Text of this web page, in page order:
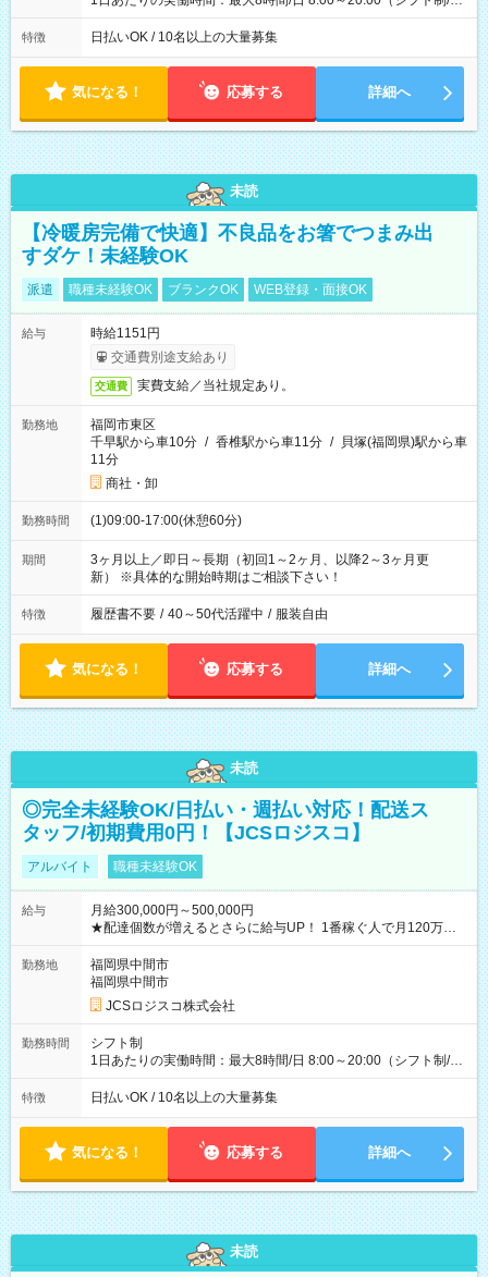
働8時間） ※週5日勤務（場所次第では週4も有り） ※配達状況
によって時間外での勤務可能性有り ※案件により多少の前後あ
特徴 日払いOK / 10名以上の大量募集
気になる！ 応募する 詳細へ
未読
【冷暖房完備で快適】不良品をお箸でつまみ出
すダケ！未経験OK
派遣 職種未経験OK ブランクOK WEB登録・面接OK
給与
時給1151円
交通費別途支給あり
交通費 実費支給／当社規定あり。
勤務地
福岡市東区
千早駅から車10分 / 香椎駅から車11分 / 貝塚(福岡県)駅から車
11分
商社・卸
勤務時間 (1)09:00-17:00(休憩60分)
期間
3ヶ月以上／即日～長期（初回1～2ヶ月、以降2～3ヶ月更
新） ※具体的な開始時期はご相談下さい！
特徴 履歴書不要 / 40～50代活躍中 / 服装自由
気になる！ 応募する 詳細へ
未読
◎完全未経験OK/日払い・週払い対応！配送ス
タッフ/初期費用0円！【JCSロジスコ】
アルバイト 職種未経験OK
給与
月給300,000円～500,000円
★配達個数が増えるとさらに給与UP！ 1番稼ぐ人で月120万ほ
ど！ ・主要都市エリア 月収55万円／週5日稼働 月収65万~112
万円／週6日稼働 ・地方郊外エリア 月収40万円／週5日稼働 月
収40万円~50万円／週6日稼働 ＜モデルイメージ＞ ■月収50万
円 (27歳男性/江東区在住)※元建築関係 1日150個配達×25日勤務
(日休み) ■月収80万円(43歳男性/墨田区在住)※元営業 1日200個
勤務地
福岡県中間市
福岡県中間市
JCSロジスコ株式会社
勤務時間
シフト制
1日あたりの実働時間：最大8時間/日 8:00～20:00（シフト制/実
働8時間） ※週5日勤務（場所次第では週4も有り） ※配達状況
によって時間外での勤務可能性有り ※案件により多少の前後あ
特徴 日払いOK / 10名以上の大量募集
気になる！ 応募する 詳細へ
未読